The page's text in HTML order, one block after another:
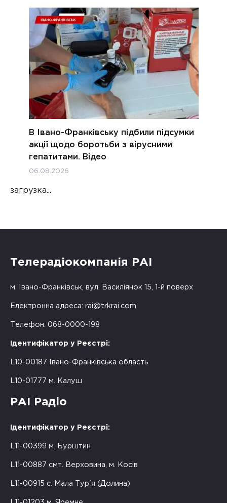
В Івано-Франківську підбили підсумки
акції щодо боротьби з вірусними
гепатитами. Відео
06.08.2026
загрузка...
Телерадіокомпанія РАІ
м. Івано-Франківськ, вул. Василіянок 15, 1-й поверх
Електронна адреса: rai@trkrai.com
Телефон: 068-0000-198
Ідентифікатор у Реєстрі:
L10-00187 Івано-Франківська область
L10-01777 м. Калуш
РАІ Радіо
Ідентифікатор у Реєстрі:
L11-00399 м. Бурштин
L11-00887 смт. Верховина, м. Косів
L11-00915 с. Мала Тур'я (Долина)